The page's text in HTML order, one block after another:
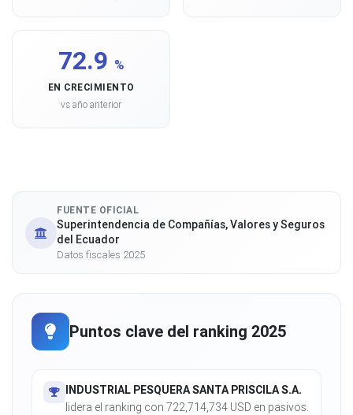
72.9 %
EN CRECIMIENTO
vs año anterior
FUENTE OFICIAL
Superintendencia de Compañías, Valores y Seguros
del Ecuador
Datos fiscales 2025
Puntos clave del ranking 2025
INDUSTRIAL PESQUERA SANTA PRISCILA S.A.
lidera el ranking con 722,714,734 USD en pasivos.